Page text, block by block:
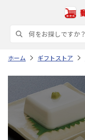
ホーム ギフトストア